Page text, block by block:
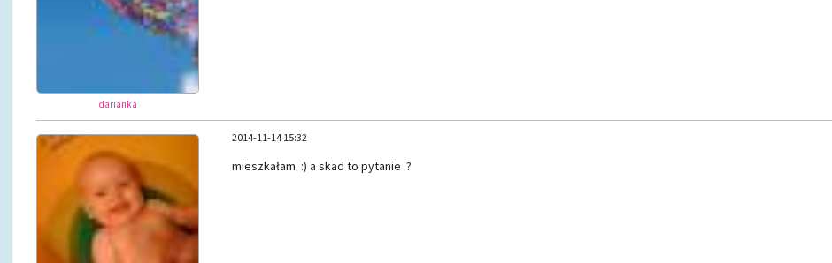
darianka
2014-11-14 15:32
mieszkałam :) a skad to pytanie ?